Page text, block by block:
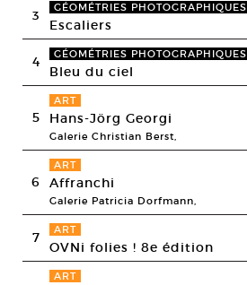
3 GÉOMÉTRIES PHOTOGRAPHIQUES
Escaliers
4 GÉOMÉTRIES PHOTOGRAPHIQUES
Bleu du ciel
5
ART
Hans-Jörg Georgi
Galerie Christian Berst,
6
ART
Affranchi
Galerie Patricia Dorfmann,
7 ART
OVNi folies ! 8e édition
ART